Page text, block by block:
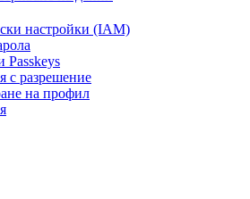
настройки (IAM)
Passkeys
с разрешение
на профил